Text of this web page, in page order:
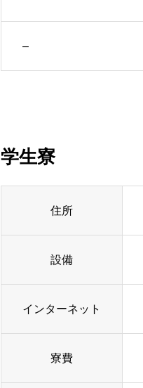
–
学生寮
住所
設備
インターネット
寮費